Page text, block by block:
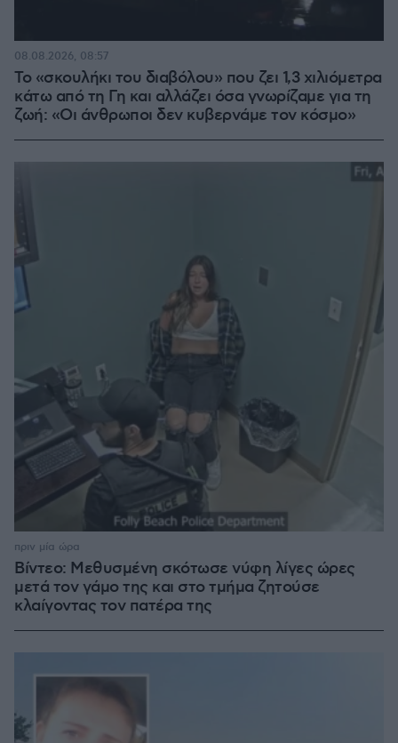
Το «σκουλήκι του διαβόλου» που ζει 1,3 χιλιόμετρα
κάτω από τη Γη και αλλάζει όσα γνωρίζαμε για τη
ζωή: «Οι άνθρωποι δεν κυβερνάμε τον κόσμο»
08.08.2026, 08:57
Βίντεο: Μεθυσμένη σκότωσε νύφη λίγες ώρες
μετά τον γάμο της και στο τμήμα ζητούσε
κλαίγοντας τον πατέρα της
πριν μία ώρα